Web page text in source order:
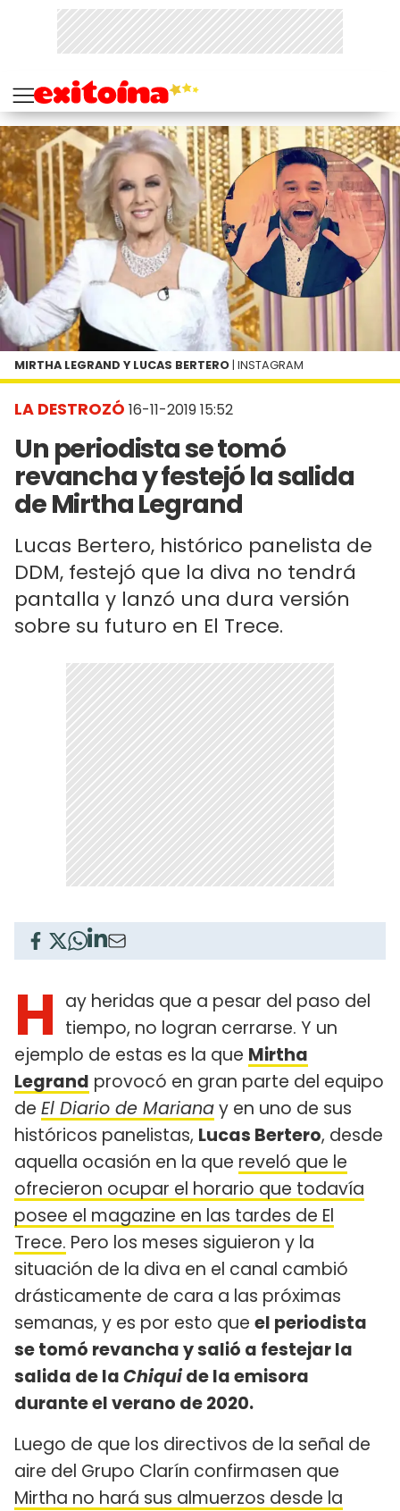
LA DESTROZÓ 16-11-2019 15:52
Un periodista se tomó
revancha y festejó la salida
de Mirtha Legrand
Lucas Bertero, histórico panelista de
DDM, festejó que la diva no tendrá
pantalla y lanzó una dura versión
sobre su futuro en El Trece.
MIRTHA LEGRAND Y LUCAS BERTERO | INSTAGRAM
H ay heridas que a pesar del paso del
tiempo, no logran cerrarse. Y un
ejemplo de estas es la que Mirtha
Legrand provocó en gran parte del equipo
de El Diario de Marianay en uno de sus
históricos panelistas, Lucas Bertero, desde
aquella ocasión en la que reveló que le
ofrecieron ocupar el horario que todavía
posee el magazine en las tardes de El
Trece. Pero los meses siguieron y la
situación de la diva en el canal cambió
drásticamente de cara a las próximas
semanas, y es por esto que el periodista
se tomó revancha y salió a festejar la
salida de laChiquide la emisora
durante el verano de 2020.
Luego de que los directivos de la señal de
aire del Grupo Clarín confirmasen que
Mirtha no hará sus almuerzos desde la